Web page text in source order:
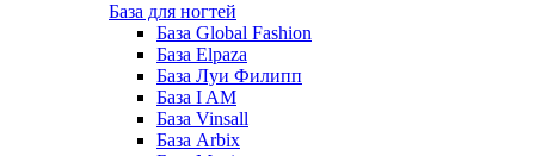
База для ногтей
База Global Fashion
База Elpaza
База Луи Филипп
База I AM
База Vinsall
База Arbix